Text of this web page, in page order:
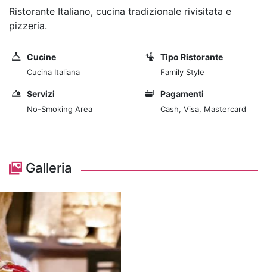
Ristorante Italiano, cucina tradizionale rivisitata e
pizzeria.
Cucine
Cucina Italiana
Tipo Ristorante
Family Style
Servizi
No-Smoking Area
Pagamenti
Cash, Visa, Mastercard
Galleria